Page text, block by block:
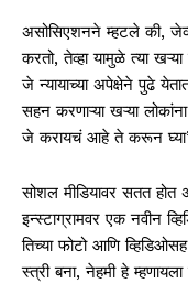
असोसिएशनने म्हटले की,
करतो, तेव्हा यामुळे त्या खऱ्या
जे न्यायाच्या अपेक्षेने पुढे
सहन करणाऱ्या खऱ्या
जे करायचं आहे ते करून घ्या’
सोशल मीडियावर सतत होत
इन्स्टाग्रामवर एक नवीन
तिच्या फोटो आणि
स्त्री बना, नेहमी हे